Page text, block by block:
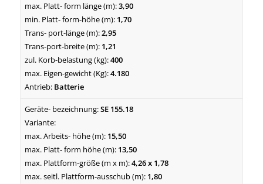
3,90
1,70
2,95
1,21
400
4.180
Batterie
SE 155.18
15,50
13,50
4,26 x 1,78
1,80